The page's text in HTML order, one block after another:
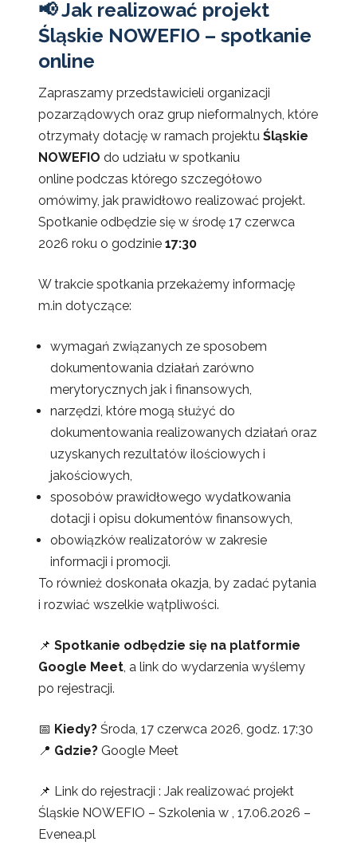
📢 Jak realizować projekt
Śląskie NOWEFIO – spotkanie
online
Zapraszamy przedstawicieli organizacji
pozarządowych oraz grup nieformalnych, które
otrzymały dotację w ramach projektu Śląskie
NOWEFIO do udziału w spotkaniu
online podczas którego szczegółowo
omówimy, jak prawidłowo realizować projekt.
Spotkanie odbędzie się w środę 17 czerwca
2026 roku o godzinie 17:30
W trakcie spotkania przekażemy informację
m.in dotyczące:
wymagań związanych ze sposobem
dokumentowania działań zarówno
merytorycznych jak i finansowych,
narzędzi, które mogą służyć do
dokumentowania realizowanych działań oraz
uzyskanych rezultatów ilościowych i
jakościowych,
sposobów prawidłowego wydatkowania
dotacji i opisu dokumentów finansowych,
obowiązków realizatorów w zakresie
informacji i promocji.
To również doskonała okazja, by zadać pytania
i rozwiać wszelkie wątpliwości.
📌 Spotkanie odbędzie się na platformie
Google Meet, a link do wydarzenia wyślemy
po rejestracji.
📅 Kiedy? Środa, 17 czerwca 2026, godz. 17:30
📍 Gdzie? Google Meet
📌 Link do rejestracji : Jak realizować projekt
Śląskie NOWEFIO – Szkolenia w , 17.06.2026 –
Evenea.pl